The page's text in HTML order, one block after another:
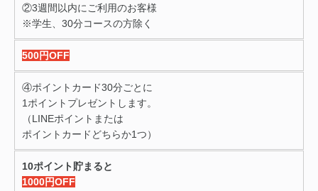
②3週間以内にご利用のお客様
※学生、30分コースの方除く
500円OFF
④ポイントカード30分ごとに
1ポイントプレゼントします。
（LINEポイントまたは
ポイントカードどちらか1つ）
10ポイント貯まると
1000円OFF